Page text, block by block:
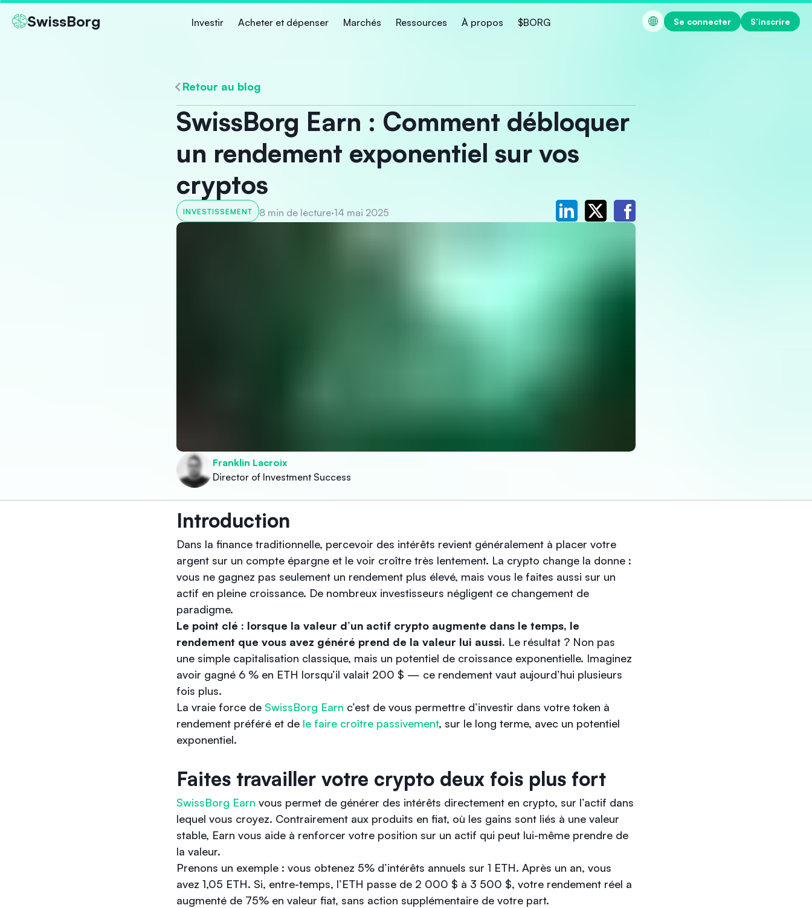
SwissBorg Investir Acheter et dépenser Marchés Ressources À propos $BORG Se connecter S’inscrire
Retour au blog
SwissBorg Earn : Comment débloquer
un rendement exponentiel sur vos
cryptos
INVESTISSEMENT 8 min de lecture·14 mai 2025
Franklin Lacroix
Director of Investment Success
Introduction
Dans la finance traditionnelle, percevoir des intérêts revient généralement à placer votre
argent sur un compte épargne et le voir croître très lentement. La crypto change la donne :
vous ne gagnez pas seulement un rendement plus élevé, mais vous le faites aussi sur un
actif en pleine croissance. De nombreux investisseurs négligent ce changement de
paradigme.
Le point clé : lorsque la valeur d’un actif crypto augmente dans le temps, le
rendement que vous avez généré prend de la valeur lui aussi. Le résultat ? Non pas
une simple capitalisation classique, mais un potentiel de croissance exponentielle. Imaginez
avoir gagné 6 % en ETH lorsqu’il valait 200 $ — ce rendement vaut aujourd’hui plusieurs
fois plus.
La vraie force de SwissBorg Earn c’est de vous permettre d’investir dans votre token à
rendement préféré et de le faire croître passivement, sur le long terme, avec un potentiel
exponentiel.
Faites travailler votre crypto deux fois plus fort
SwissBorg Earn vous permet de générer des intérêts directement en crypto, sur l’actif dans
lequel vous croyez. Contrairement aux produits en fiat, où les gains sont liés à une valeur
stable, Earn vous aide à renforcer votre position sur un actif qui peut lui-même prendre de
la valeur.
Prenons un exemple : vous obtenez 5% d’intérêts annuels sur 1 ETH. Après un an, vous
avez 1,05 ETH. Si, entre-temps, l’ETH passe de 2 000 $ à 3 500 $, votre rendement réel a
augmenté de 75% en valeur fiat, sans action supplémentaire de votre part.